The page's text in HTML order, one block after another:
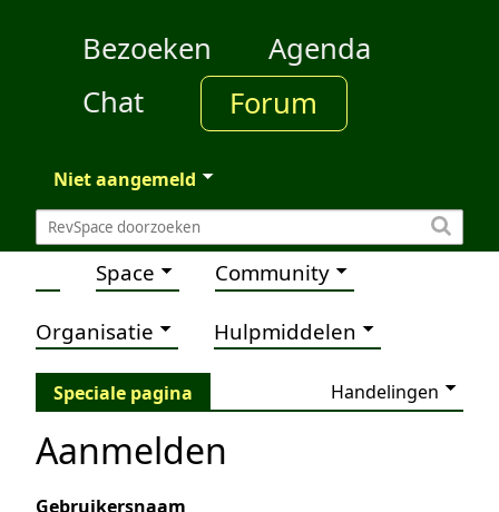
Bezoeken
Agenda
Chat
Forum
Niet aangemeld
Space Community
Organisatie Hulpmiddelen
Speciale pagina Handelingen
Aanmelden
Gebruikersnaam